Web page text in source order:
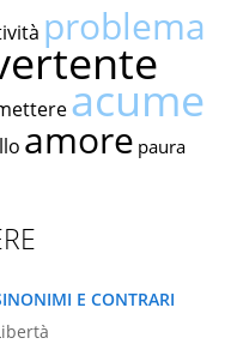
problema
acume
amore paura
E CONTRARI